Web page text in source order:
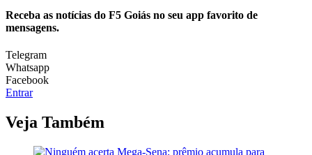
Receba as notícias do F5 Goiás no seu app favorito de
mensagens.
Telegram
Whatsapp
Facebook
Entrar
Veja Também